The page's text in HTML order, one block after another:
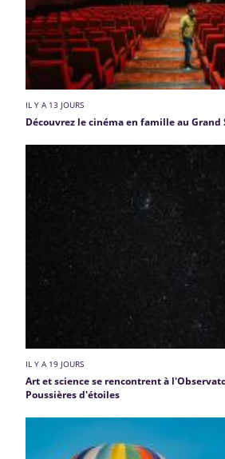
IL Y A 13 JOURS
Découvrez le cinéma en famille au Grand
IL Y A 19 JOURS
Art et science se rencontrent à
Poussières d'étoiles